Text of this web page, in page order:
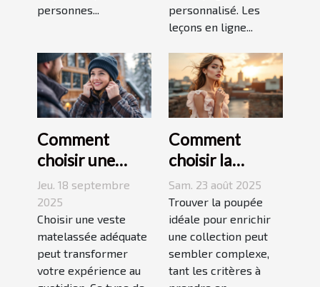
personnes...
personnalisé. Les
leçons en ligne...
Comment
choisir une
veste
matelassée
adaptée à votre
style de vie ?
Jeu. 18 septembre
2025
Choisir une veste
matelassée adéquate
peut transformer
votre expérience au
Comment
choisir la
poupée
parfaite pour
votre collection
unique ?
Sam. 23 août 2025
Trouver la poupée
idéale pour enrichir
une collection peut
sembler complexe,
tant les critères à